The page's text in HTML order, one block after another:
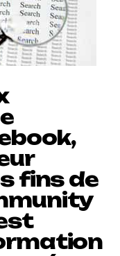
fins de